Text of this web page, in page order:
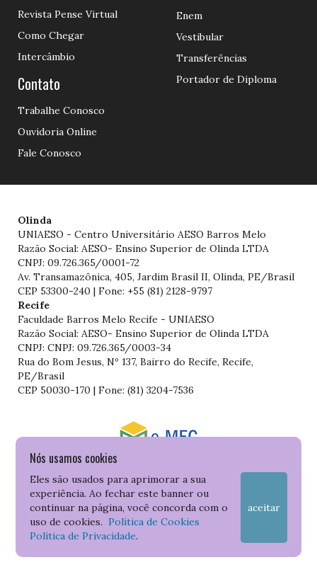
Nós usamos cookies
Eles são usados para aprimorar a sua
experiência. Ao fechar este banner ou
continuar na página, você concorda com o
uso de cookies.Política de Cookies
Política de Privacidade.
aceitar
Revista Pense Virtual
Como Chegar
Intercâmbio
Contato
Trabalhe Conosco
Ouvidoria Online
Fale Conosco
Enem
Vestibular
Transferências
Portador de Diploma
Olinda
UNIAESO - Centro Universitário AESO Barros Melo
Razão Social: AESO- Ensino Superior de Olinda LTDA
CNPJ: 09.726.365/0001-72
Av. Transamazônica, 405, Jardim Brasil II, Olinda, PE/Brasil
CEP 53300-240 | Fone: +55 (81) 2128-9797
Recife
Faculdade Barros Melo Recife - UNIAESO
Razão Social: AESO- Ensino Superior de Olinda LTDA
CNPJ: CNPJ: 09.726.365/0003-34
Rua do Bom Jesus, Nº 137, Bairro do Recife, Recife,
PE/Brasil
CEP 50030-170 | Fone: (81) 3204-7536
Consulte o cadastro da Instituição no Sistema do e-MEC